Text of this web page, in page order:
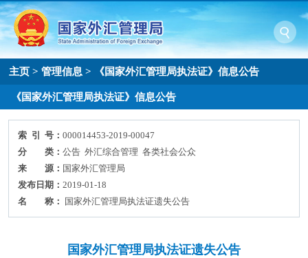
主页 >管理信息 > 《国家外汇管理局执法证》信息公告
《国家外汇管理局执法证》信息公告
索 引 号：000014453-2019-00047
分 类：公告 外汇综合管理 各类社会公众
来 源： 国家外汇管理局
发布日期：2019-01-18
名 称：
国家外汇管理局执法证遗失公告
国家外汇管理局执法证遗失公告